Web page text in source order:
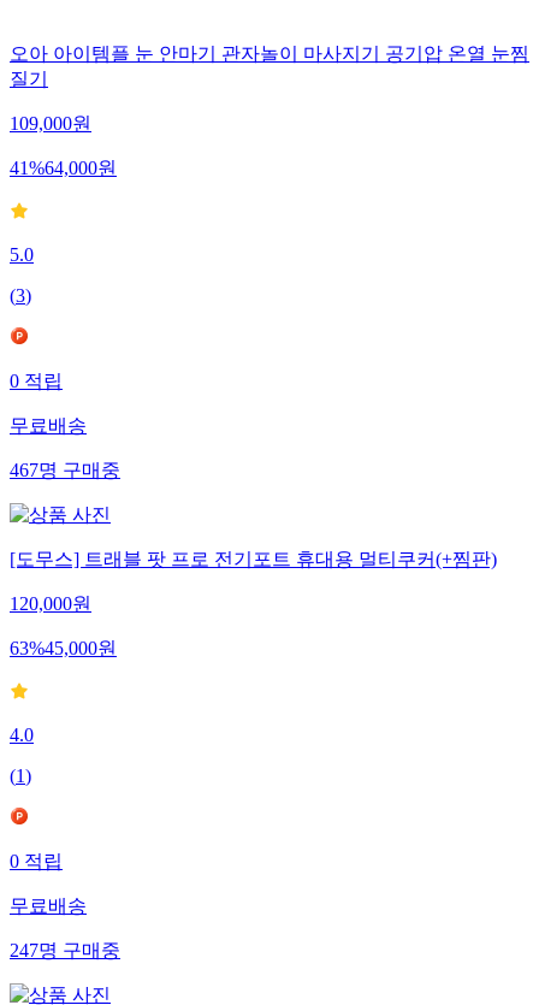
오아 아이템플 눈 안마기 관자놀이 마사지기 공기압 온열 눈찜
질기
109,000원
41%64,000원
5.0
(3)
0 적립
무료배송
467명 구매중
[도무스] 트래블 팟 프로 전기포트 휴대용 멀티쿠커(+찜판)
120,000원
63%45,000원
4.0
(1)
0 적립
무료배송
247명 구매중